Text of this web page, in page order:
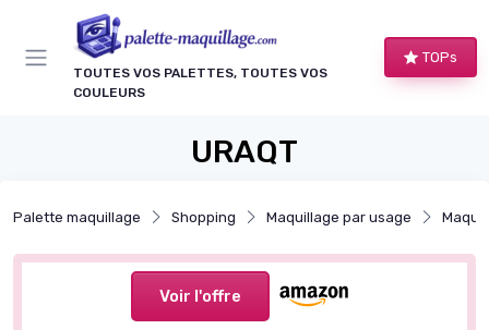
TOUTES VOS PALETTES, TOUTES VOS
COULEURS
TOPs
URAQT
Palette maquillage Shopping Maquillage par usage
Voir l'offre
Panneau de gestion des cookies